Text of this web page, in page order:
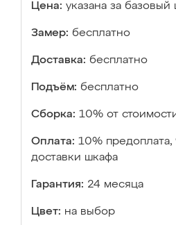
Цена: указана за базовый
Замер: бесплатно
Доставка: бесплатно
Подъём: бесплатно
Сборка: 10% от
Оплата: 10%
доставки шкафа
Гарантия: 24 месяца
Цвет: на выбор